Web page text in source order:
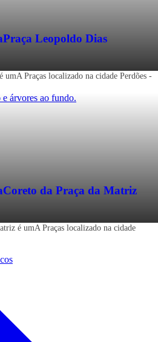
Praça Leopoldo Dias
umA Praças localizado na cidade Perdões -
Coreto da Praça da Matriz
é umA Praças localizado na cidade